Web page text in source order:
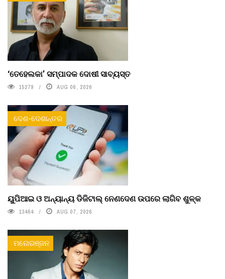
‘ତେହେଲକା’ ସମ୍ପାଦକ ଦୋଷୀ ସାବ୍ୟସ୍ତ
15279 AUG 06, 2026
ଦେଶ-ଦେଶାନ୍ତର
ୟୁପିଆଇ ଓ ଅନ୍ୟାନ୍ୟ ଡିଜିଟାଲ୍ ନେଣଦେଣ ଉପରେ ଲାଗିବ ଶୁଳ୍କ
13464 AUG 07, 2026
ମନୋରଞ୍ଜନ